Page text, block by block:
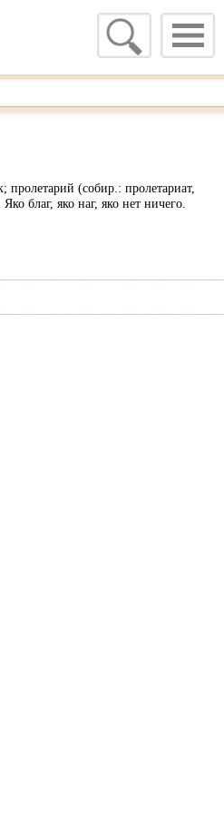
(собир.: пролетариат,
благ, яко наг, яко нет ничего.